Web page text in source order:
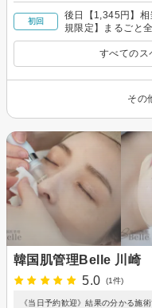
初回
後日【1,345円】
規限定】まるごと
￥14,800
すべてのス
その
韓国肌管理Belle 川崎
5.0
(1件)
《当日予約歓迎》結果の分かる施